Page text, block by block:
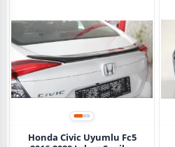
Honda Civic Uyumlu Fc5